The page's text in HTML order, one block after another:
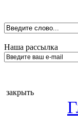
Наша рассылка
закрыть